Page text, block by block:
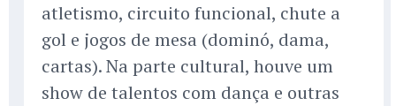
atletismo, circuito funcional, chute a
gol e jogos de mesa (dominó, dama,
cartas). Na parte cultural, houve um
show de talentos com dança e outras